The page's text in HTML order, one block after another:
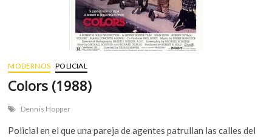
MODERNOS POLICIAL
Colors (1988)
Dennis Hopper
Policial en el que una pareja de agentes patrullan las calles del